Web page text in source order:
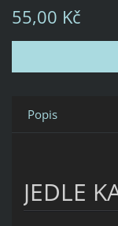
55,00 Kč
Popis
JEDLE